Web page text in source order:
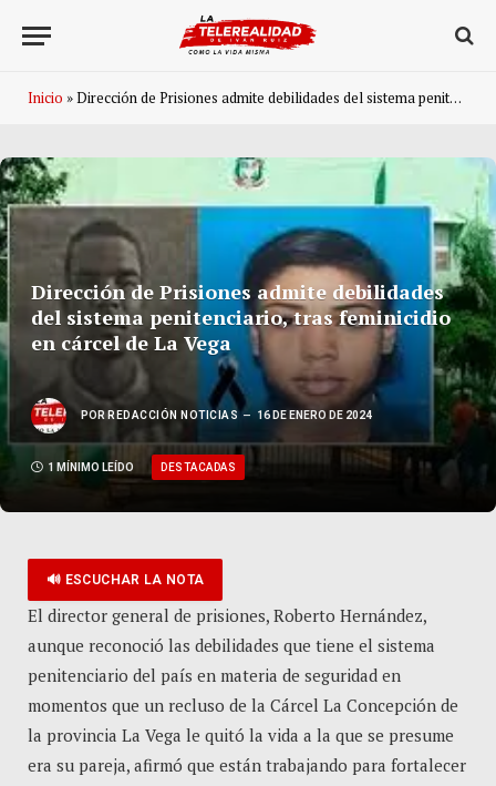
Inicio »Dirección de Prisiones admite debilidades del sistema penitenciario, tras feminicidio en cárcel de La Vega
Dirección de Prisiones admite debilidades
del sistema penitenciario, tras feminicidio
en cárcel de La Vega
POR REDACCIÓN NOTICIAS 16 DE ENERO DE 2024
1 MÍNIMO LEÍDO DESTACADAS
🔊 ESCUCHAR LA NOTA
El director general de prisiones, Roberto Hernández,
aunque reconoció las debilidades que tiene el sistema
penitenciario del país en materia de seguridad en
momentos que un recluso de la Cárcel La Concepción de
la provincia La Vega le quitó la vida a la que se presume
era su pareja, afirmó que están trabajando para fortalecer